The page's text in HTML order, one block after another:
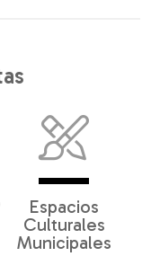
Espacios
Culturales
Municipales